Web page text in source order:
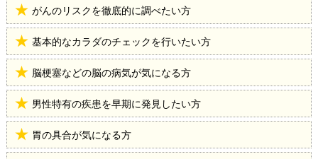
がんのリスクを徹底的に調べたい方
基本的なカラダのチェックを行いたい方
脳梗塞などの脳の病気が気になる方
男性特有の疾患を早期に発見したい方
胃の具合が気になる方